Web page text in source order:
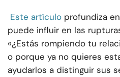
Este artículo profundiza
puede influir en las
«¿Estás rompiendo tu
o porque ya no quieres
ayudarlos a distinguir sus